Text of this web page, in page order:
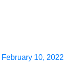
February 10, 2022